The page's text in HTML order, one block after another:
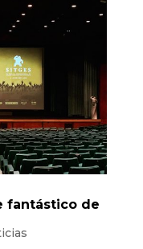
fantástico de